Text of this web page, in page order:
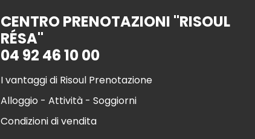
CENTRO PRENOTAZIONI "RISOUL
RÉSA"
04 92 46 10 00
I vantaggi di Risoul Prenotazione
Alloggio - Attività - Soggiorni
Condizioni di vendita